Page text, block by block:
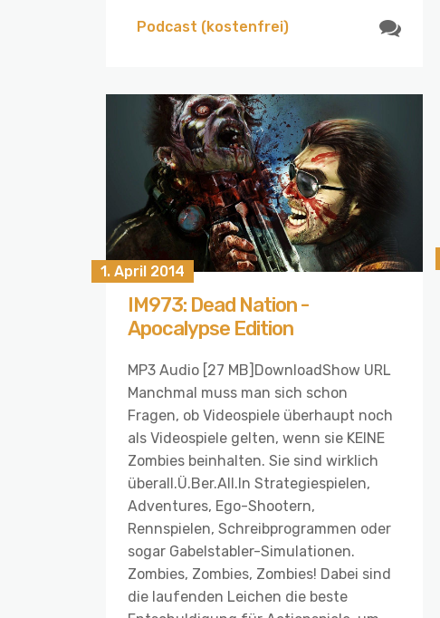
Podcast (kostenfrei)
1. April 2014
IM973: Dead Nation -
Apocalypse Edition
MP3 Audio [27 MB]DownloadShow URL
Manchmal muss man sich schon
Fragen, ob Videospiele überhaupt noch
als Videospiele gelten, wenn sie KEINE
Zombies beinhalten. Sie sind wirklich
überall.Ü.Ber.All.In Strategiespielen,
Adventures, Ego-Shootern,
Rennspielen, Schreibprogrammen oder
sogar Gabelstabler-Simulationen.
Zombies, Zombies, Zombies! Dabei sind
die laufenden Leichen die beste